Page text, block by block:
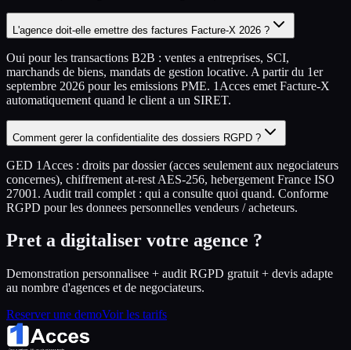
L'agence doit-elle emettre des factures Facture-X 2026 ?
Oui pour les transactions B2B : ventes a entreprises, SCI,
marchands de biens, mandats de gestion locative. A partir du 1er
septembre 2026 pour les emissions PME. 1Acces emet Facture-X
automatiquement quand le client a un SIRET.
Comment gerer la confidentialite des dossiers RGPD ?
GED 1Acces : droits par dossier (acces seulement aux negociateurs
concernes), chiffrement at-rest AES-256, hebergement France ISO
27001. Audit trail complet : qui a consulte quoi quand. Conforme
RGPD pour les donnees personnelles vendeurs / acheteurs.
Pret a digitaliser votre agence ?
Demonstration personnalisee + audit RGPD gratuit + devis adapte
au nombre d'agences et de negociateurs.
Reserver une demoVoir les tarifs